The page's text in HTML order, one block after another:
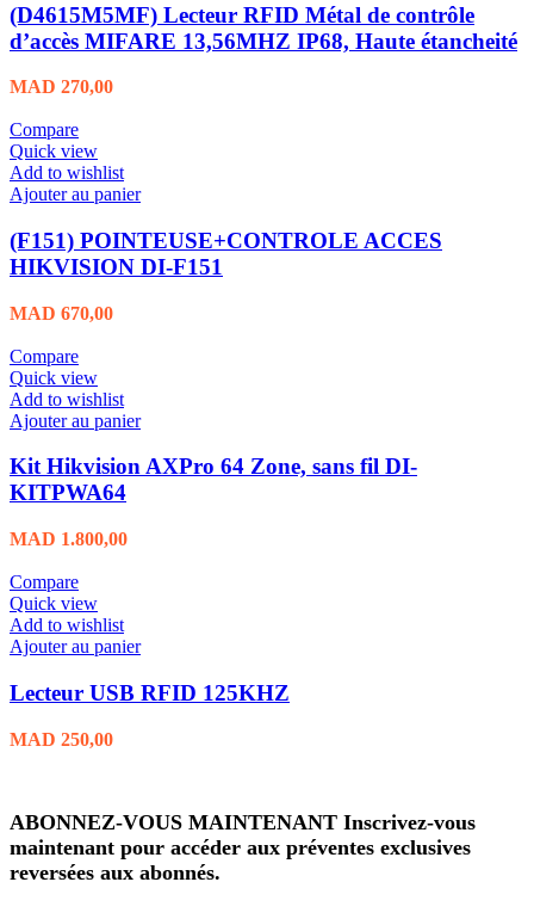
(D4615M5MF) Lecteur RFID Métal de contrôle
d’accès MIFARE 13,56MHZ IP68, Haute étancheité
MAD 270,00
Compare
Quick view
Add to wishlist
Ajouter au panier
(F151) POINTEUSE+CONTROLE ACCES
HIKVISION DI-F151
MAD 670,00
Compare
Quick view
Add to wishlist
Ajouter au panier
Kit Hikvision AXPro 64 Zone, sans fil DI-
KITPWA64
MAD 1.800,00
Compare
Quick view
Add to wishlist
Ajouter au panier
Lecteur USB RFID 125KHZ
MAD 250,00
ABONNEZ-VOUS MAINTENANT Inscrivez-vous
maintenant pour accéder aux préventes exclusives
reversées aux abonnés.